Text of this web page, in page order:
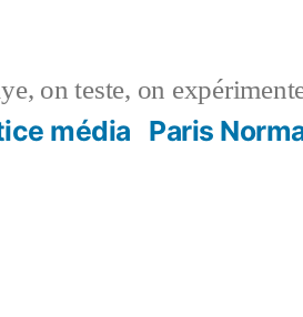
on teste, on
média Paris